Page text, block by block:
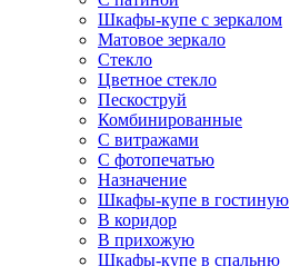
Шкафы-купе с зеркалом
Матовое зеркало
Стекло
Цветное стекло
Пескоструй
Комбинированные
С витражами
С фотопечатью
Назначение
Шкафы-купе в гостиную
В коридор
В прихожую
Шкафы-купе в спальню